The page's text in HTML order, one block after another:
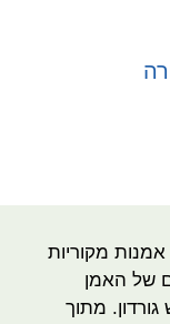
אמנות מקוריות
של האמן
מתוך